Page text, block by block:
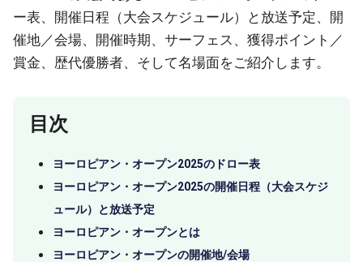
ー表、開催日程（大会スケジュール）と放送予定、開
催地／会場、開催時期、サーフェス、獲得ポイント／
賞金、歴代優勝者、そして名場面をご紹介します。
目次
ヨーロピアン・オープン2025のドロー表
ヨーロピアン・オープン2025の開催日程（大会スケジ
ュール）と放送予定
ヨーロピアン・オープンとは
ヨーロピアン・オープンの開催地/会場